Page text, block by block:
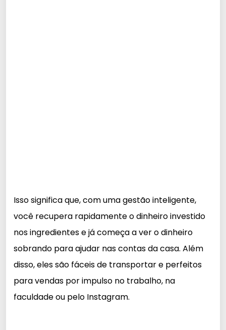
Isso significa que, com uma gestão inteligente,
você recupera rapidamente o dinheiro investido
nos ingredientes e já começa a ver o dinheiro
sobrando para ajudar nas contas da casa. Além
disso, eles são fáceis de transportar e perfeitos
para vendas por impulso no trabalho, na
faculdade ou pelo Instagram.